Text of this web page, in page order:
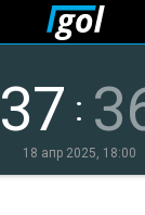
37 :
18 апр 2025, 18:00